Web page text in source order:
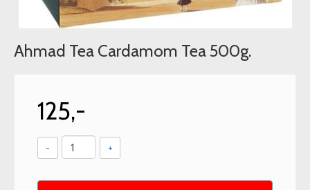
Ahmad Tea Cardamom Tea 500g.
125,-
- +